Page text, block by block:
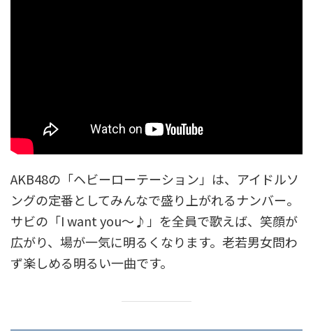
AKB48の「ヘビーローテーション」は、アイドルソ
ングの定番としてみんなで盛り上がれるナンバー。
サビの「I want you～♪」を全員で歌えば、笑顔が
広がり、場が一気に明るくなります。老若男女問わ
ず楽しめる明るい一曲です。